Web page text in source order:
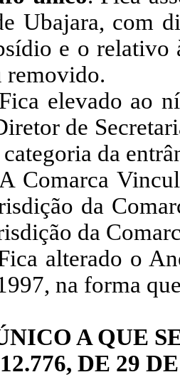
Ubajara, com
e o relativo
removido.
Fica elevado ao
de
da
A Comarca
da
da
alterado o
na forma
A QUE
12.776, DE 29